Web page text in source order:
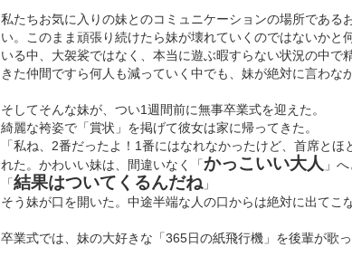
私たちお気に入りの妹とのコミュニケーションの場所であ
い。このまま頑張り続けたら妹が壊れていくのではないか
いる中、大袈裟ではなく、本当に遊ぶ暇すらない状況の中
きた仲間ですら何人も減っていく中でも、妹が絶対に言わな
そしてそんな妹が、つい1週間前に無事卒業式を迎えた。
綺麗な袴姿で「賞状」を掲げて彼女は家に帰ってきた。
「私ね、2番だったよ！1番にはなれなかったけど、首席と
れた。かわいい妹は、間違いなく「かっこいい大人 」
「結果はついてくるんだね 」
そう妹が口を開いた。中途半端な人の口からは絶対に出てこ
卒業式では、妹の大好きな「365日の紙飛行機」を後輩が歌っ